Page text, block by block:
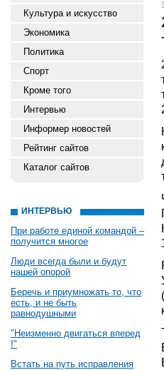
Культура и искусство
Экономика
Политика
Спорт
Кроме того
Интервью
Информер новостей
Рейтинг сайтов
Каталог сайтов
ИНТЕРВЬЮ
При работе единой командой –
получится многое
Люди всегда были и будут
нашей опорой
Беречь и приумножать то, что
есть, и не быть
равнодушными
"Неизменно двигаться вперед
!"
Встать на путь исправления